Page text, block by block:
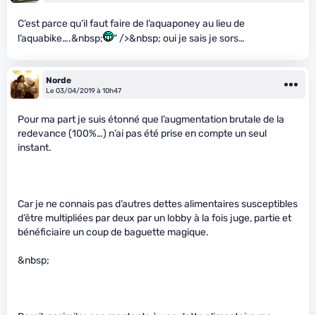
C’est parce qu’il faut faire de l’aquaponey au lieu de
l’aquabike….&nbsp;
" />&nbsp; oui je sais je sors…
Norde
Le 03/04/2019 à 10h47
Pour ma part je suis étonné que l’augmentation brutale de la
redevance (100%…) n’ai pas été prise en compte un seul
instant.
Car je ne connais pas d’autres dettes alimentaires susceptibles
d’être multipliées par deux par un lobby à la fois juge, partie et
bénéficiaire un coup de baguette magique.
&nbsp;